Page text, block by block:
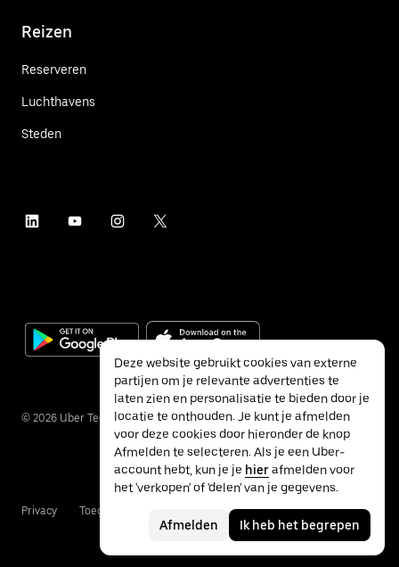
Reizen
Reserveren
Luchthavens
Steden
© 2026 Uber Technologies Inc.
Privacy Toegankelijkheid Voorwaarden
Deze website gebruikt cookies van externe
partijen om je relevante advertenties te
laten zien en personalisatie te bieden door je
locatie te onthouden. Je kunt je afmelden
voor deze cookies door hieronder de knop
Afmelden te selecteren. Als je een Uber-
account hebt, kun je je hierafmelden voor
het 'verkopen' of 'delen' van je gegevens.
Afmelden Ik heb het begrepen